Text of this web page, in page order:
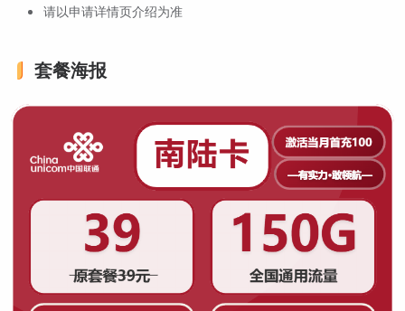
请以申请详情页介绍为准
套餐海报